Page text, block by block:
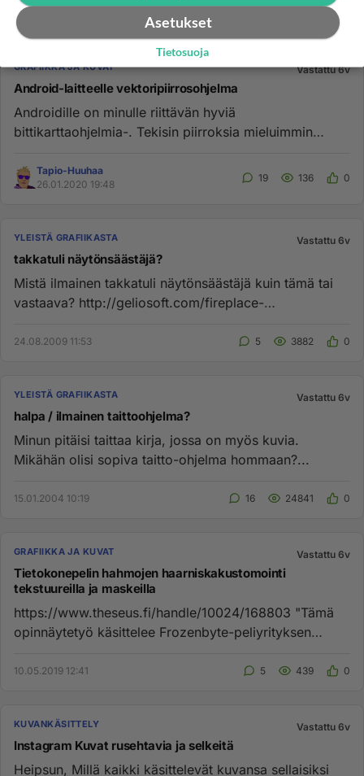
GRAFIIKKA JA KUVAT Vastattu 6v
Android-laitteelle vektoripiirrosohjelma
Androidille on minulle riittävän hyviä
bittikarttaohjelmia-. Tekisin piirroksia mieluimmin
Tapio-Huuhaa
26.01.2020 19:48
19 136 0
YLEISTÄ GRAFIIKASTA Vastattu 6v
takkatuli näytönsäästäjä?
Mistä ilmainen takkatuli näytönsäästäjä kuin tämä tai
vastaava? http://geliosoft.com/fireplace-
24.08.2009 11:53 5 3882 0
YLEISTÄ GRAFIIKASTA Vastattu 6v
halpa / ilmainen taittoohjelma?
Minun pitäisi taittaa kirja, jossa on myös kuvia.
Mikähän olisi sopiva taitto-ohjelma hommaan?...
15.01.2004 10:19 16 24841 0
GRAFIIKKA JA KUVAT Vastattu 6v
Tietokonepelin hahmojen haarniskakustomointi
tekstuureilla ja maskeilla
https://www.theseus.fi/handle/10024/168803 "Tämä
opinnäytetyö käsittelee Frozenbyte-peliyrityksen
10.05.2019 12:41 5 439 0
KUVANKÄSITTELY Vastattu 6v
Instagram Kuvat rusehtavia ja selkeitä
Heipsun, Millä kaikki käsittelevät kuvansa sellaisiksi
Asetukset
Tietosuoja